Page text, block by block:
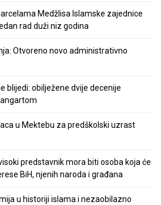
Medžlisa Islamske zajednice
rad duži niz godina
Otvoreno novo administrativno
blijedi: obilježene dvije decenije
u Mektebu za predškolski uzrast
predstavnik mora biti osoba koja će
BiH, njenih naroda i građana
u historiji islama i nezaobilazno